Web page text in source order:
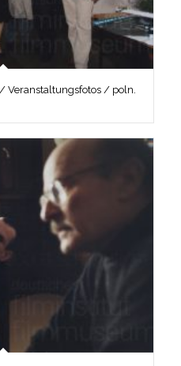
Veranstaltungsfotos / poln.